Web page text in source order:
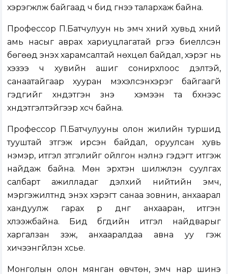
хэрэгжүүлж байгаад ч бид гүнээ талархаж байна.
Профессор П.Батчулуун нь эмч хүний хувьд хүний
амь насыг аврах хариуцлагатай үүргээ биелүүлсэн
бөгөөд энэхүү харамсалтай нөхцөл байдал, хэрэг нь
хэзээ ч хувийн ашиг сонирхлоос үүдэлтэй,
санаатайгаар хууран мэхэлсэнхэрэг байгаагүй
гэдгийг хүндэтгэн үзнэ үү хэмээн та бүхнээс
хүндэтгэлтэйгээр хүсч байна.
Профессор П.Батчулууны олон жилийн туршид
тууштай зүтгэж ирсэн байдал, оруулсан хувь
нэмэр, итгэл зүтгэлийг ойлгон үнэлнэ гэдэгт итгэж
найдаж байна. Мөн эрхтэн шилжүүлэн суулгах
салбарт ажилладаг дэлхий нийтийн эмч,
мэргэжилтнүүд энэхүү хэрэгт санаа зовнин, анхаарал
хандуулж гарах үр дүнг анхааран, итгэн
хүлээжбайна. Бид бүгдийн итгэл найдварыг
харгалзан үзэж, анхааралдаа авна уу гэж
хичээнгүйлэн хүсье.
Монголын олон мянган өвчтөн, эмч нар шинэ